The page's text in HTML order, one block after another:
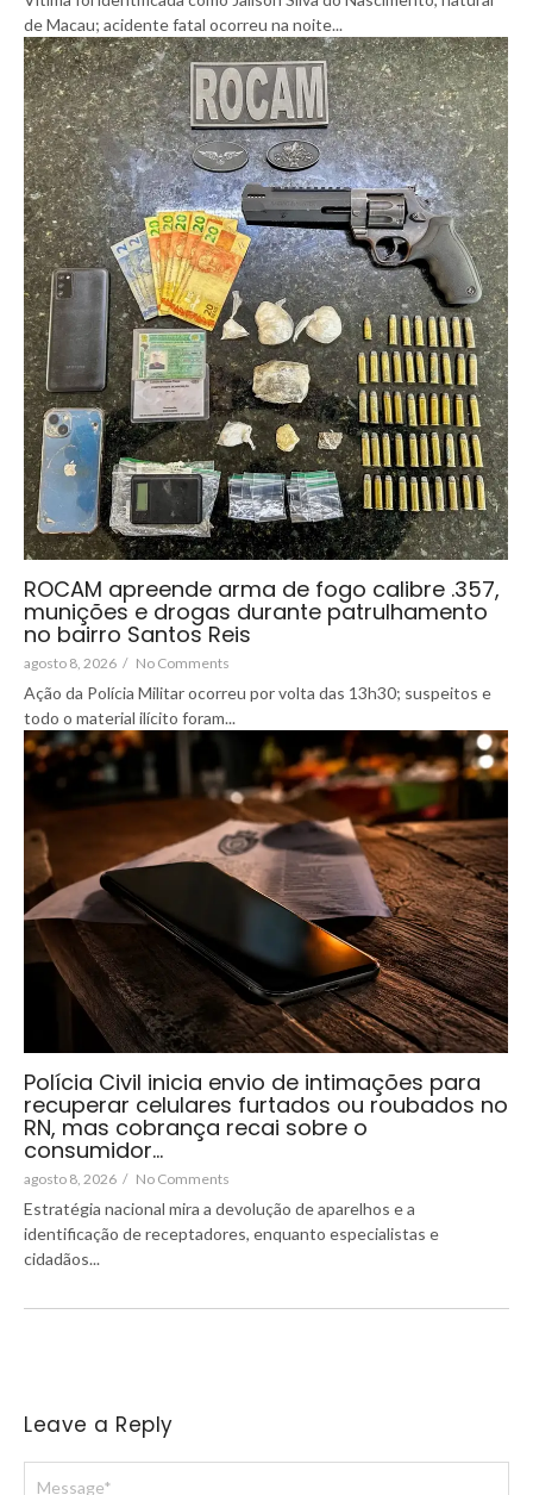
de Macau; acidente fatal ocorreu na noite...
ROCAM apreende arma de fogo calibre .357,
munições e drogas durante patrulhamento
no bairro Santos Reis
agosto 8, 2026 / No Comments
Ação da Polícia Militar ocorreu por volta das 13h30; suspeitos e
todo o material ilícito foram...
Polícia Civil inicia envio de intimações para
recuperar celulares furtados ou roubados no
RN, mas cobrança recai sobre o
consumidor…
agosto 8, 2026 / No Comments
Estratégia nacional mira a devolução de aparelhos e a
identificação de receptadores, enquanto especialistas e
cidadãos...
Leave a Reply